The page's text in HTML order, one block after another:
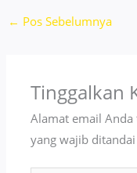
← Pos Sebelumnya
Tinggalkan
Alamat email
yang wajib